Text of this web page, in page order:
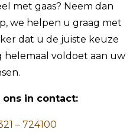
met gaas? Neem dan
we helpen u graag met
dat u de juiste keuze
voldoet aan uw
in contact:
– 724100